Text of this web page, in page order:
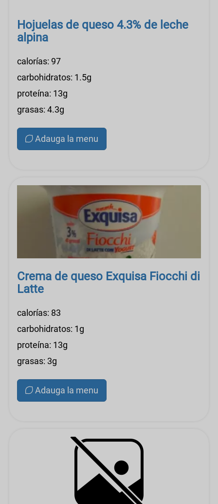
Hojuelas de queso 4.3% de leche
alpina
calorías: 97
carbohidratos: 1.5g
proteína: 13g
grasas: 4.3g
Adauga la menu
Crema de queso Exquisa Fiocchi di
Latte
calorías: 83
carbohidratos: 1g
proteína: 13g
grasas: 3g
Adauga la menu